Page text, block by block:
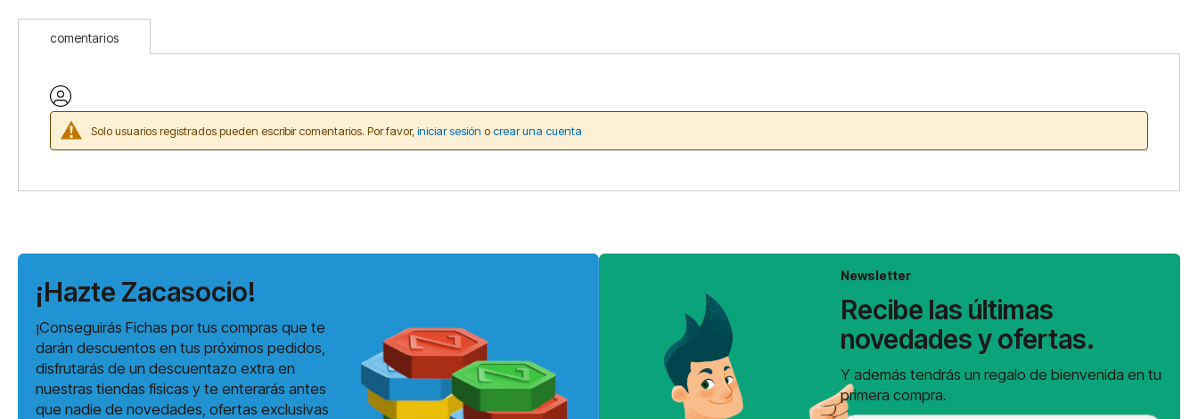
al
comienzo
galería
imágenes
comentarios
Solo usuarios registrados pueden escribir comentarios. Por favor, iniciar sesión ocrear una cuenta
¡Hazte Zacasocio!
¡Conseguirás Fichas por tus compras que te
darán descuentos en tus próximos pedidos,
disfrutarás de un descuentazo extra en
nuestras tiendas físicas y te enterarás antes
que nadie de novedades, ofertas exclusivas
Newsletter
Recibe las últimas
novedades y ofertas.
Y además tendrás un regalo de bienvenida en tu
primera compra.